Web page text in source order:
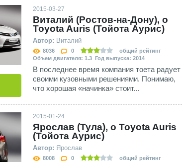
2015-03-27
Виталий (Ростов-на-Дону), о
Toyota Auris (Тойота Аурис)
Автор: Виталий
8036 0
общий рейтинг
Объем двигателя: 1.3 Год выпуска: 2014
В последнее время компания тоета радует
своими кузовными решениями. Понимаю,
что хорошая «начинка» стоит...
2015-01-24
Ярослав (Тула), о Toyota Auris
(Тойота Аурис)
Автор: Ярослав
8008 0
общий рейтинг